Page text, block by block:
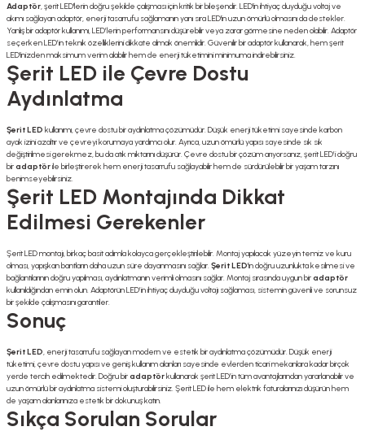
Adaptör, şerit LED'lerin doğru şekilde çalışması için kritik bir bileşendir. LED'in ihtiyaç duyduğu voltaj ve
akımı sağlayan adaptör, enerji tasarrufu sağlamanın yanı sıra LED'in uzun ömürlü olmasını da destekler.
Yanlış bir adaptör kullanımı, LED’lerin performansını düşürebilir veya zarar görmesine neden olabilir. Adaptör
seçerken LED’in teknik özelliklerini dikkate almak önemlidir. Güvenilir bir adaptör kullanarak, hem şerit
LED'inizden maksimum verim alabilir hem de enerji tüketimini minimuma indirebilirsiniz.
Şerit LED ile Çevre Dostu
Aydınlatma
Şerit LED kullanımı, çevre dostu bir aydınlatma çözümüdür. Düşük enerji tüketimi sayesinde karbon
ayak izini azaltır ve çevreyi korumaya yardımcı olur. Ayrıca, uzun ömürlü yapısı sayesinde sık sık
değiştirilmesi gerekmez, bu da atık miktarını düşürür. Çevre dostu bir çözüm arıyorsanız, şerit LED’i doğru
biradaptörile birleştirerek hem enerji tasarrufu sağlayabilir hem de sürdürülebilir bir yaşam tarzını
benimseyebilirsiniz.
Şerit LED Montajında Dikkat
Edilmesi Gerekenler
Şerit LED montajı, birkaç basit adımla kolayca gerçekleştirilebilir. Montaj yapılacak yüzeyin temiz ve kuru
olması, yapışkan bantların daha uzun süre dayanmasını sağlar. Şerit LED'in doğru uzunlukta kesilmesi ve
bağlantılarının doğru yapılması, aydınlatmanın verimli olmasını sağlar. Montaj sırasında uygun biradaptör
kullanıldığından emin olun. Adaptörün LED’in ihtiyaç duyduğu voltajı sağlaması, sistemin güvenli ve sorunsuz
bir şekilde çalışmasını garantiler.
Sonuç
Şerit LED, enerji tasarrufu sağlayan modern ve estetik bir aydınlatma çözümüdür. Düşük enerji
tüketimi, çevre dostu yapısı ve geniş kullanım alanları sayesinde evlerden ticari mekanlara kadar birçok
yerde tercih edilmektedir. Doğru biradaptörkullanarak şerit LED’in tüm avantajlarından yararlanabilir ve
uzun ömürlü bir aydınlatma sistemi oluşturabilirsiniz. Şerit LED ile hem elektrik faturalarınızı düşürün hem
de yaşam alanlarınıza estetik bir dokunuş katın.
Sıkça Sorulan Sorular